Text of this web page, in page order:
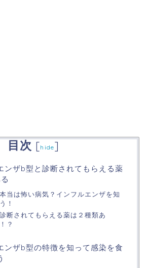
目次 [hide]
ンザb型と診断されてもらえる薬
当は怖い病気？インフルエンザを知
！
断されてもらえる薬は２種類あ
？
ンザb型の特徴を知って感染を食